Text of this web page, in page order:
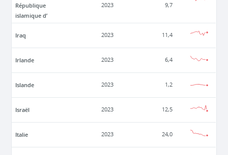
République
islamique d’
2023 9,7
Iraq 2023 11,4
Irlande 2023 6,4
Islande 2023 1,2
Israël 2023 12,5
Italie 2023 24,0